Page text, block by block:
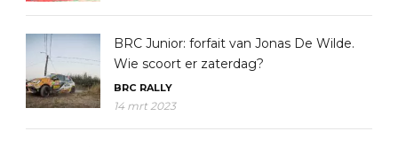
BRC Junior: forfait van Jonas De Wilde.
Wie scoort er zaterdag?
BRC RALLY
14 mrt 2023